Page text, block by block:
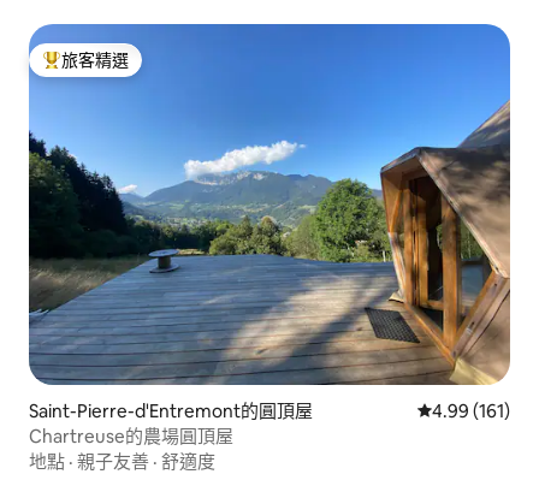
旅客精選榜首
旅客精選
Saint-Pierre-d'Entremont的圓頂屋 從 161 則評價
4.99 (161)
Chartreuse的農場圓頂屋
地點 · 親子友善 · 舒適度